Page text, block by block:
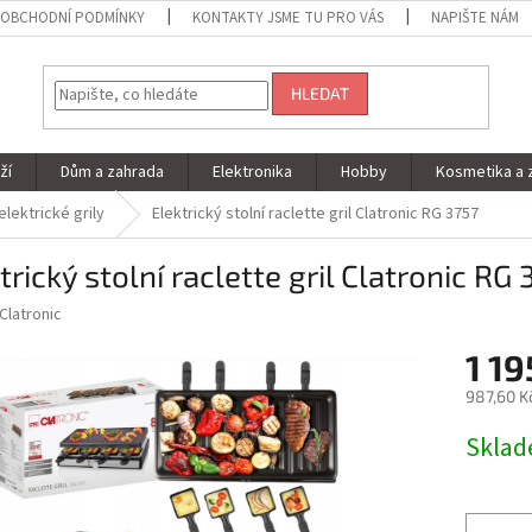
OBCHODNÍ PODMÍNKY KONTAKTY JSME TU PRO VÁS NAPIŠTE NÁM
HLEDAT
Dům a zahrada Elektronika Hobby Kosmetika a
elektrické grily Elektrický stolní raclette gril Clatronic RG 3757
stolní raclette gril Clatronic RG
Clatronic
1
987,60
cena: